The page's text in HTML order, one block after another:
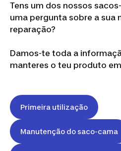
Tens um dos nossos
uma pergunta sobre a sua
reparação?
Damos-te toda a
manteres o teu produto
Primeira utilização
Manutenção do saco-cama